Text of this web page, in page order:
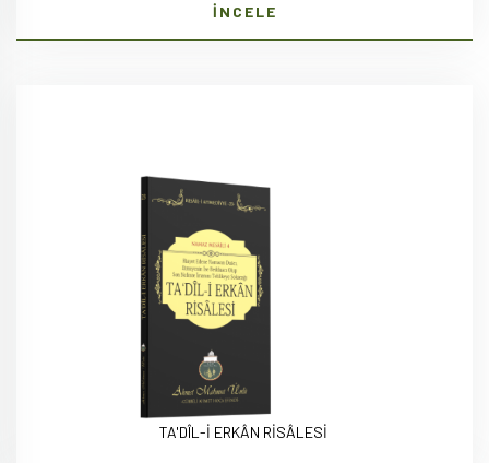
İNCELE
TA'DÎL-İ ERKÂN RİSÂLESİ